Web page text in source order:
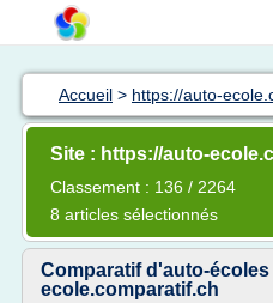
Accueil > https://auto-
Site : https://auto-
Classement : 136 / 2264
8 articles sélectionnés
Comparatif d'auto-
ecole.comparatif.ch